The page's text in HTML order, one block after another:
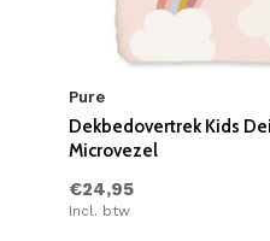
Pure
Dekbedovertrek Kids
Microvezel
€24,95
Incl. btw